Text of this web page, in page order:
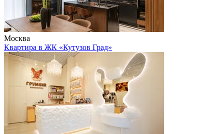
Москва
Квартира в ЖК «Кутузов Град»